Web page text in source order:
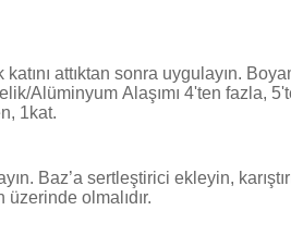
attıktan sonra uygulayın.
Alüminyum Alaşımı­ 4'ten fazla,
1kat.
Baz’a sertleştirici ekleyin,
üzerinde olmalıdır.